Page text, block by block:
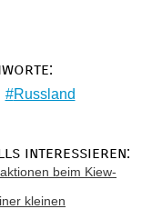
Russland
interessieren:
beim Kiew-
kleinen